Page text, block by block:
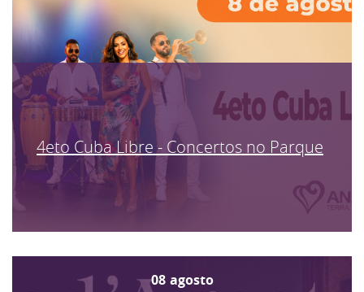
4eto Cuba Libre - Concertos no Parque
08 agosto